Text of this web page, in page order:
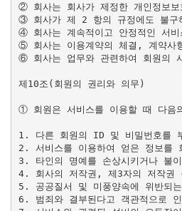
② 회사는 회사가 제정한 개인정보
③ 회사가 제 2 항의 규정에도 불구
④ 회사는 계속적이고 안정적인 서
⑤ 회사는 이용계약의 체결, 계약사
⑥ 회사는 업무와 관련하여 회원의
제10조(회원의 권리와 의무)
① 회원은 서비스를 이용할 때 다음
1. 다른 회원의 ID 및 비밀번호를
2. 서비스를 이용하여 얻은 정보를
3. 타인의 명예를 손상시키거나 불
4. 회사의 저작권, 제3자의 저작권
5. 공공질서 및 미풍양속에 위반되
6. 범죄와 결부된다고 객관적으로